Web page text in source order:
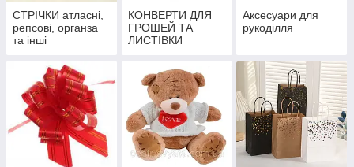
СТРІЧКИ атласні,
репсові, органза
та інші
КОНВЕРТИ ДЛЯ
ГРОШЕЙ ТА
ЛИСТІВКИ
Аксесуари для
рукоділля